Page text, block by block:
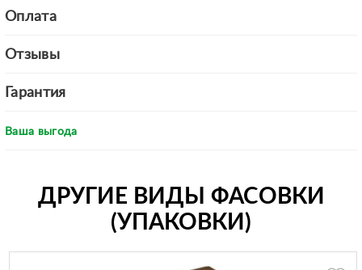
Оплата
Отзывы
Гарантия
Ваша выгода
ДРУГИЕ ВИДЫ ФАСОВКИ
(УПАКОВКИ)